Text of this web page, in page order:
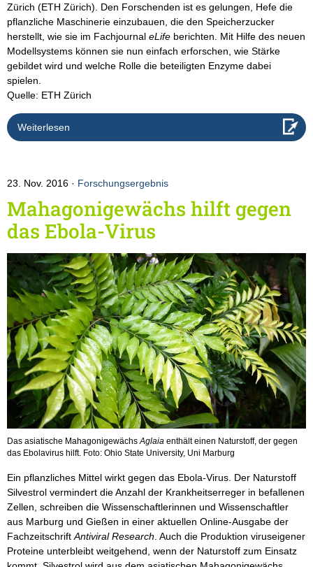
Zürich (ETH Zürich). Den Forschenden ist es gelungen, Hefe die
pflanzliche Maschinerie einzubauen, die den Speicherzucker
herstellt, wie sie im Fachjournal eLife berichten. Mit Hilfe des neuen
Modellsystems können sie nun einfach erforschen, wie Stärke
gebildet wird und welche Rolle die beteiligten Enzyme dabei
spielen.
Quelle: ETH Zürich
Weiterlesen
23. Nov. 2016 Forschungsergebnis
Mahagonigewächs hilft gegen
das Ebola-Virus
Das asiatische MahagonigewächsAglaia enthält einen Naturstoff, der gegen
das Ebolavirus hilft. Foto: Ohio State University, Uni Marburg
Ein pflanzliches Mittel wirkt gegen das Ebola-Virus. Der Naturstoff
Silvestrol vermindert die Anzahl der Krankheitserreger in befallenen
Zellen, schreiben die Wissenschaftlerinnen und Wissenschaftler
aus Marburg und Gießen in einer aktuellen Online-Ausgabe der
FachzeitschriftAntiviral Research. Auch die Produktion viruseigener
Proteine unterbleibt weitgehend, wenn der Naturstoff zum Einsatz